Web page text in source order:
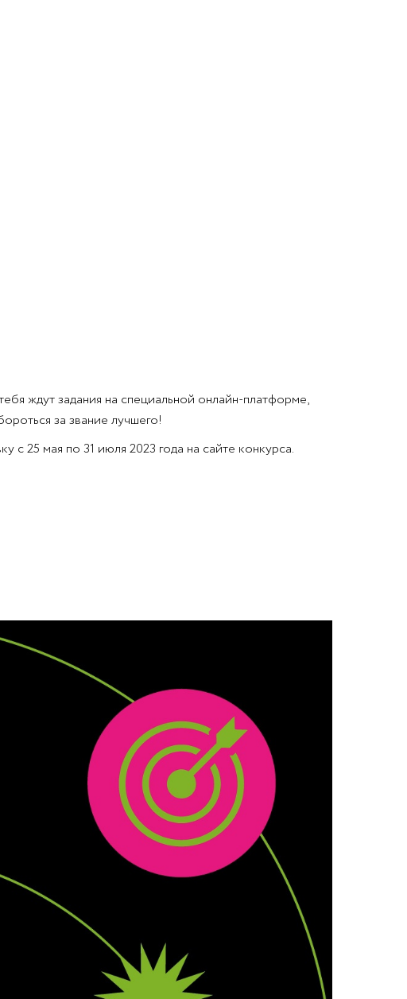
ждут задания на специальной онлайн-платформе,
за звание лучшего!
с 25 мая по 31 июля 2023 года на сайте конкурса.